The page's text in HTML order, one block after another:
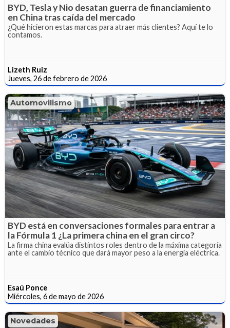
BYD, Tesla y Nio desatan guerra de financiamiento
en China tras caída del mercado
¿Qué hicieron estas marcas para atraer más clientes? Aquí te lo
contamos.
Lizeth Ruiz
Jueves, 26 de febrero de 2026
Automovilismo
BYD está en conversaciones formales para entrar a
la Fórmula 1 ¿La primera china en el gran circo?
La firma china evalúa distintos roles dentro de la máxima categoría
ante el cambio técnico que dará mayor peso a la energía eléctrica.
Esaú Ponce
Miércoles, 6 de mayo de 2026
Novedades